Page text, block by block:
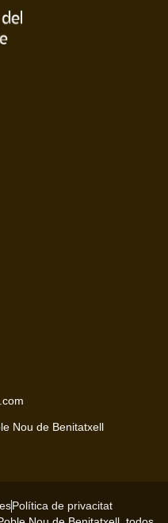
Nou de Benitatxell
Política de privacitat